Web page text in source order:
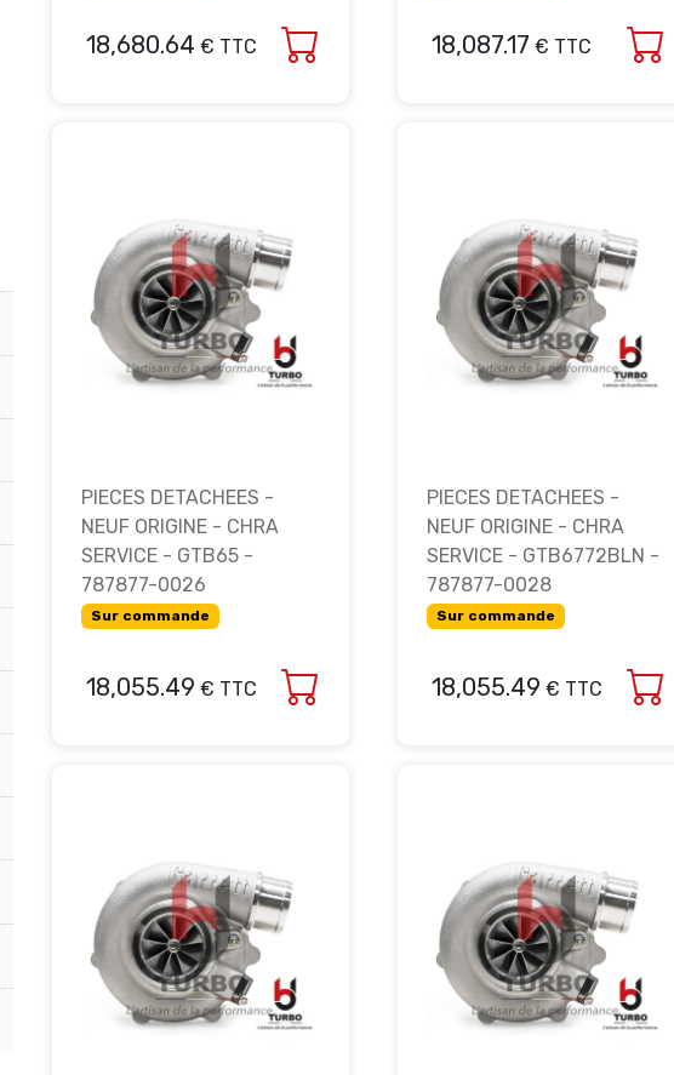
18,680.64 € TTC 18,087.17 € TTC
PIECES DETACHEES -
NEUF ORIGINE - CHRA
SERVICE - GTB65 -
787877-0026
Sur commande
18,055.49 € TTC
PIECES DETACHEES -
NEUF ORIGINE - CHRA
SERVICE - GTB6772BLN -
787877-0028
Sur commande
18,055.49 € TTC